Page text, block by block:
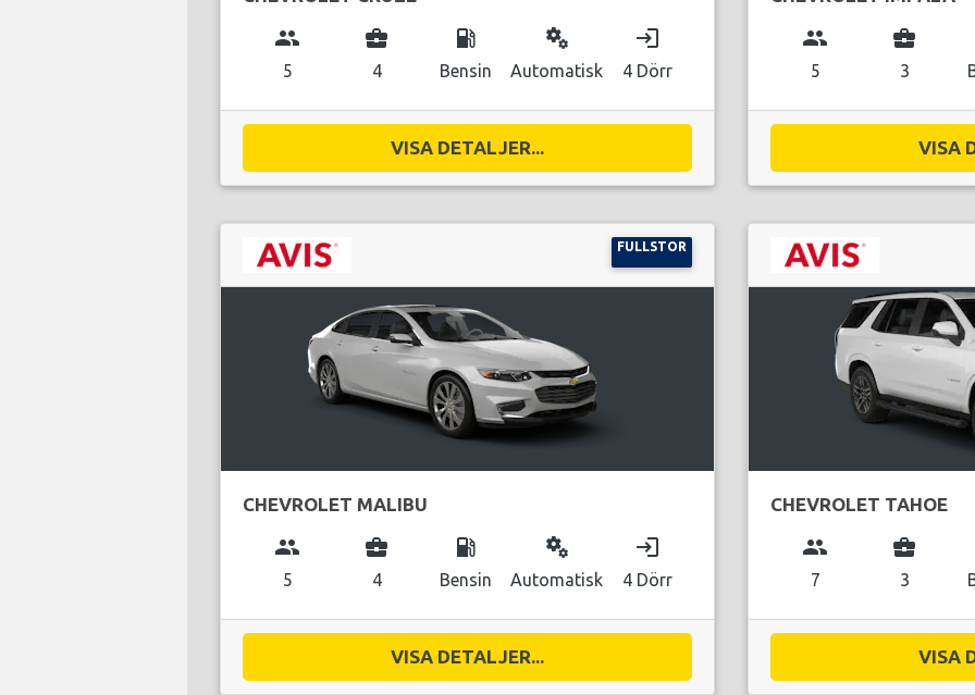
group
5
business_center
4
local_gas_station
Bensin
miscellaneous_services
Automatisk
login
4 Dörr
VISA DETALJER...
group
5
business_center
3
VISA
FULLSTOR
CHEVROLET MALIBU
group
5
business_center
4
local_gas_station
Bensin
miscellaneous_services
Automatisk
login
4 Dörr
VISA DETALJER...
CHEVROLET TAHOE
group
7
business_center
3
VISA